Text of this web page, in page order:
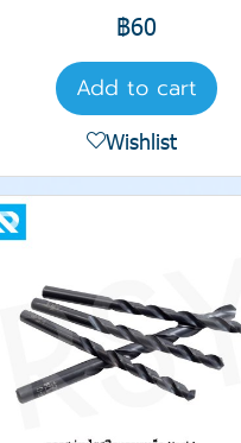
฿60
Add to cart
Wishlist